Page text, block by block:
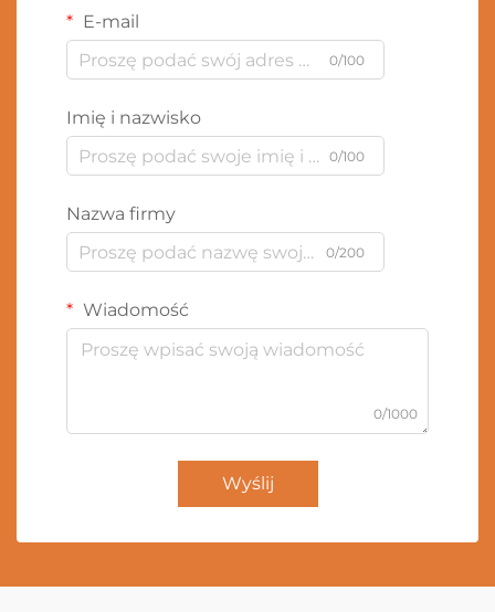
E-mail
0/100
Imię i nazwisko
0/100
Nazwa firmy
0/200
Wiadomość
0/1000
Wyślij